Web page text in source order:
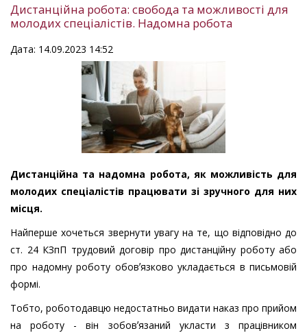
Дистанційна робота: свобода та можливості для
молодих спеціалістів. Надомна робота
Дата: 14.09.2023 14:52
Дистанційна та надомна робота, як можливість для
молодих спеціалістів працювати зі зручного для них
місця.
Найперше хочеться звернути увагу на те, що відповідно до
ст. 24 КЗпП трудовий договір про дистанційну роботу або
про надомну роботу обовʼязково укладається в письмовій
формі.
Тобто, роботодавцю недостатньо видати наказ про прийом
на роботу - він зобовʼязаний укласти з працівником